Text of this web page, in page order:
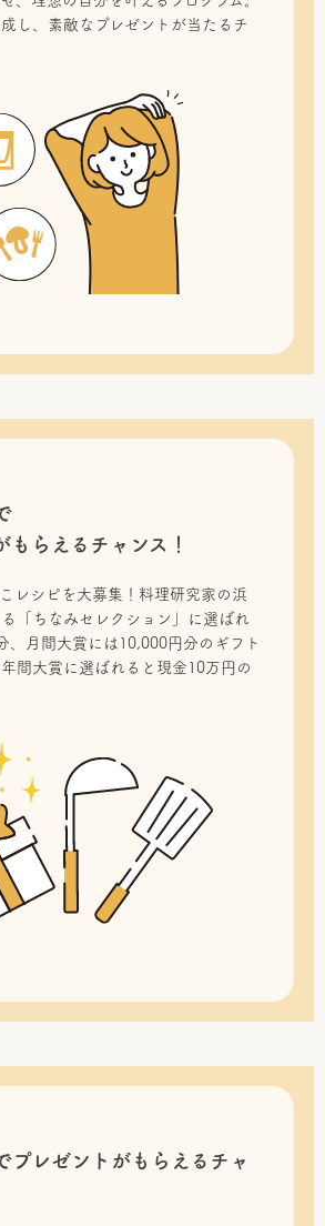
し、素敵なプレゼントが当たるチ
もらえるチャンス！
レシピを大募集！料理研究家の浜
「ちなみセレクション」に選ばれ
、月間大賞には10,000円分のギフト
間大賞に選ばれると現金10万円の
プレゼントがもらえるチャ